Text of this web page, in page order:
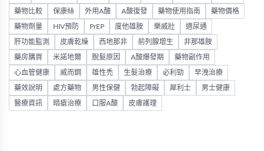
藥物比較 保康絲 外用A酸 A酸復發 藥物使用指南 藥物價格
藥物劑量 HIV預防 PrEP 度他雄胺 樂威壯 適尿通
肝功能監測 皮膚乾燥 西地那非 前列腺增生 非那雄胺
藥房購買 米諾地爾 脫髮原因 A酸爆發期 藥物副作用
心血管健康 威而鋼 雄性禿 生髮治療 必利勁 早洩治療
藥效說明 處方藥物 男性保健 勃起障礙 犀利士 男士健康
醫療資訊 暗瘡治療 口服A酸 皮膚護理